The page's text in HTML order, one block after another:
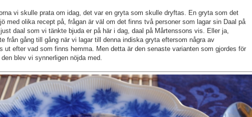
vi skulle prata om idag, det var en gryta som skulle dryftas. En gryta som det
med olika recept på, frågan är väl om det finns två personer som lagar sin Daal på
daal som vi tänkte bjuda er på här i dag, daal på Mårtenssons vis. Eller ja,
från gång till gång när vi lagar till denna indiska gryta eftersom några av
ut efter vad som finns hemma. Men detta är den senaste varianten som gjordes för
blev vi synnerligen nöjda med.